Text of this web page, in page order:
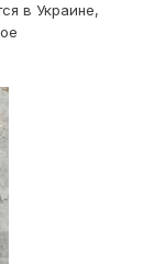
в Украине,